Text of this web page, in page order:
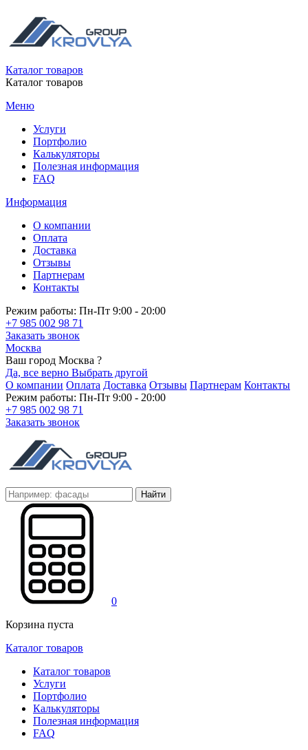
Каталог товаров
Каталог товаров
Меню
Услуги
Портфолио
Калькуляторы
Полезная информация
FAQ
Информация
О компании
Оплата
Доставка
Отзывы
Партнерам
Контакты
Режим работы: Пн-Пт 9:00 - 20:00
+7 985 002 98 71
Заказать звонок
Москва
Ваш город Москва ?
Да, все верно Выбрать другой
О компании Оплата Доставка Отзывы Партнерам Контакты
Режим работы: Пн-Пт 9:00 - 20:00
+7 985 002 98 71
Заказать звонок
Найти
0
Корзина пуста
Каталог товаров
Каталог товаров
Услуги
Портфолио
Калькуляторы
Полезная информация
FAQ